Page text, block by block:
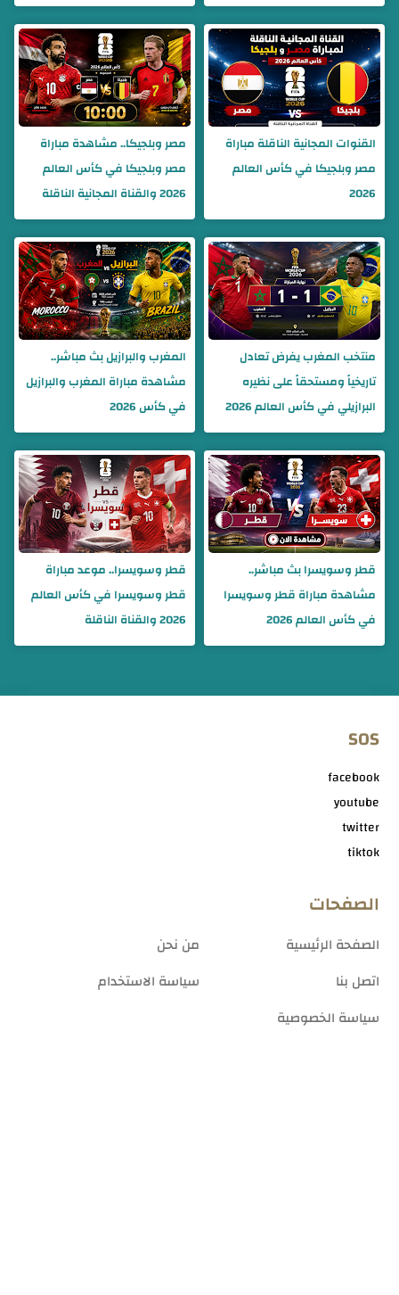
القنوات المجانية الناقلة مباراة
مصر وبلجيكا في كأس العالم
2026
مصر وبلجيكا.. مشاهدة مباراة
مصر وبلجيكا في كأس العالم
2026 والقناة المجانية الناقلة
منتخب المغرب يفرض تعادل
تاريخياً ومستحقاً على نظيره
البرازيلي في كأس العالم 2026
المغرب والبرازيل بث مباشر..
مشاهدة مباراة المغرب والبرازيل
في كأس 2026
قطر وسويسرا بث مباشر..
مشاهدة مباراة قطر وسويسرا
في كأس العالم 2026
قطر وسويسرا.. موعد مباراة
قطر وسويسرا في كأس العالم
2026 والقناة الناقلة
الصفحات
الصفحة الرئيسية
من نحن
اتصل بنا
سياسة الاستخدام
سياسة الخصوصية
SOS
facebook
youtube
twitter
tiktok